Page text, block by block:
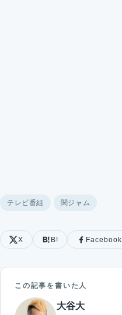
テレビ番組 関ジャム
X B! Facebook
この記事を書いた人
大谷大